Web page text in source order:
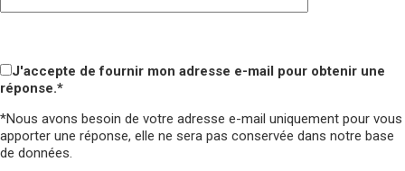
J'accepte de fournir mon adresse e-mail pour obtenir une
réponse.*
*Nous avons besoin de votre adresse e-mail uniquement pour vous
apporter une réponse, elle ne sera pas conservée dans notre base
de données.